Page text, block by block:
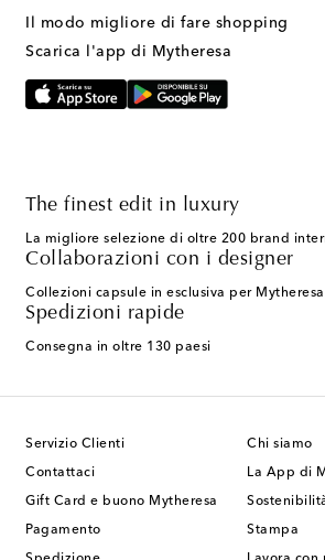
Il modo migliore di fare shopping
Scarica l'app di Mytheresa
The finest edit in luxury
La migliore selezione di oltre 200 brand
Collaborazioni con i designer
Collezioni capsule in esclusiva per Mytheresa
Spedizioni rapide
Consegna in oltre 130 paesi
Servizio Clienti
Contattaci
Gift Card e buono Mytheresa
Pagamento
Chi siamo
La App di
Stampa